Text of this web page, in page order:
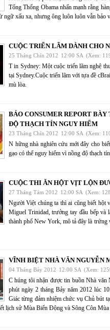
Tổng Thống Obama nhấn mạnh rằng
ngữ xấu xa, nhưng ông luôn luôn vẫn bảo
CUỘC TRIỂN LÃM DÀNH CHO
25 Tháng Chín 2012 12:00 SA (Xem:
T in Sydney: Một cuộc triển lãm nghệ
tại Sydney.Cuộc triển lãm với tựa đề
mù lòa.
BÁO CONSUMER REPORT
ĐỘ THẠCH TÍN NGUY HIỂM
23 Tháng Chín 2012 12:00 SA (Xem:
N hững nhà nghiên cứu mới đây cho
gạo có thể nguy hiểm vì nồng độ thạch
CUỘC THI ĂN HỘT VỊT LỘN
27 Tháng Tám 2012 12:00 SA (Xem:
Người Việt chúng ta thì ai cũng biết
Miguel Trinidad, trưởng tay đầu bếp và
thành phố New York, mô tả đây là
VĨNH BIỆT NHÀ VĂN NGUYỄN
04 Tháng Bảy 2012 12:00 SA (Xem:
C húng tôi nhận được tin buồn Nhà
phút ngày 2 tháng Bảy năm 2012 lúc
Giác từng đảm nhiệm chức vụ Chủ bút
lịch sử Mùa Biển Động và Sông Côn Mùa